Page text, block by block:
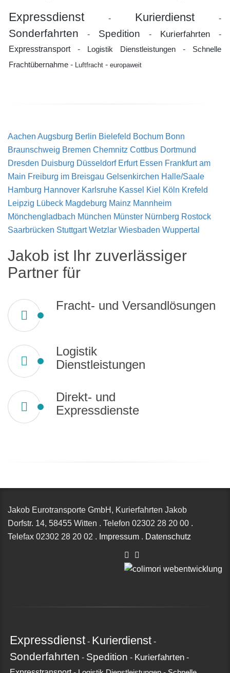
Expressdienst- Kurierdienst -
Sonderfahrten - Spedition - Kurierfahrten -
Expresstransport- Logistik Dienstleistungen - Schnelle
Frachtübernahme - Luftfracht - europaweit
Aachen Augsburg Berlin Bielefeld Bochum Bonn
Braunschweig Bremen Chemnitz Cottbus Dortmund
Dresden Duisburg Düsseldorf Erfurt Essen Frankfurt am
Main Freiburg im Breisgau Gelsenkirchen Halle/Saale
Hamburg Hannover Karlsruhe Kassel Kiel Köln Krefeld
Leipzig Lübeck Magdeburg Mainz Mannheim
Mönchengladbach München Münster Nürnberg Rostock
Saarbrücken Stuttgart Wetzlar Wiesbaden Wuppertal
Jakob ist Ihr zuverlässiger
Partner für
Fracht- und Versandlösungen
Logistik
Dienstleistungen
Direkt- und
Expressdienste
Jakob Eurotransporte GmbH, Kurierfahrten Jakob
Dorfstr. 14, 58455 Witten . Telefon 02302 28 20 00 .
Telefax 02302 28 20 02 . Impressum . Datenschutz
Expressdienst- Kurierdienst -
Sonderfahrten - Spedition - Kurierfahrten -